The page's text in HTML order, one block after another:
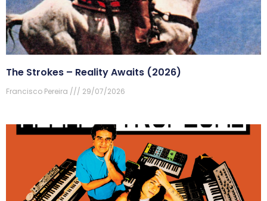
The Strokes – Reality Awaits (2026)
Francisco Pereira 29/07/2026